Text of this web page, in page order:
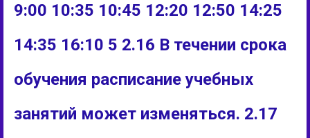
9:00 10:35 10:45 12:20 12:50 14:25
14:35 16:10 5 2.16 В течении срока
обучения расписание учебных
занятий может изменяться. 2.17